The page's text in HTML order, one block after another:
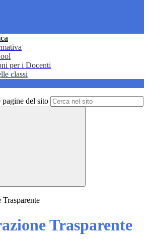
per i Docenti
classi
del sito
Trasparente